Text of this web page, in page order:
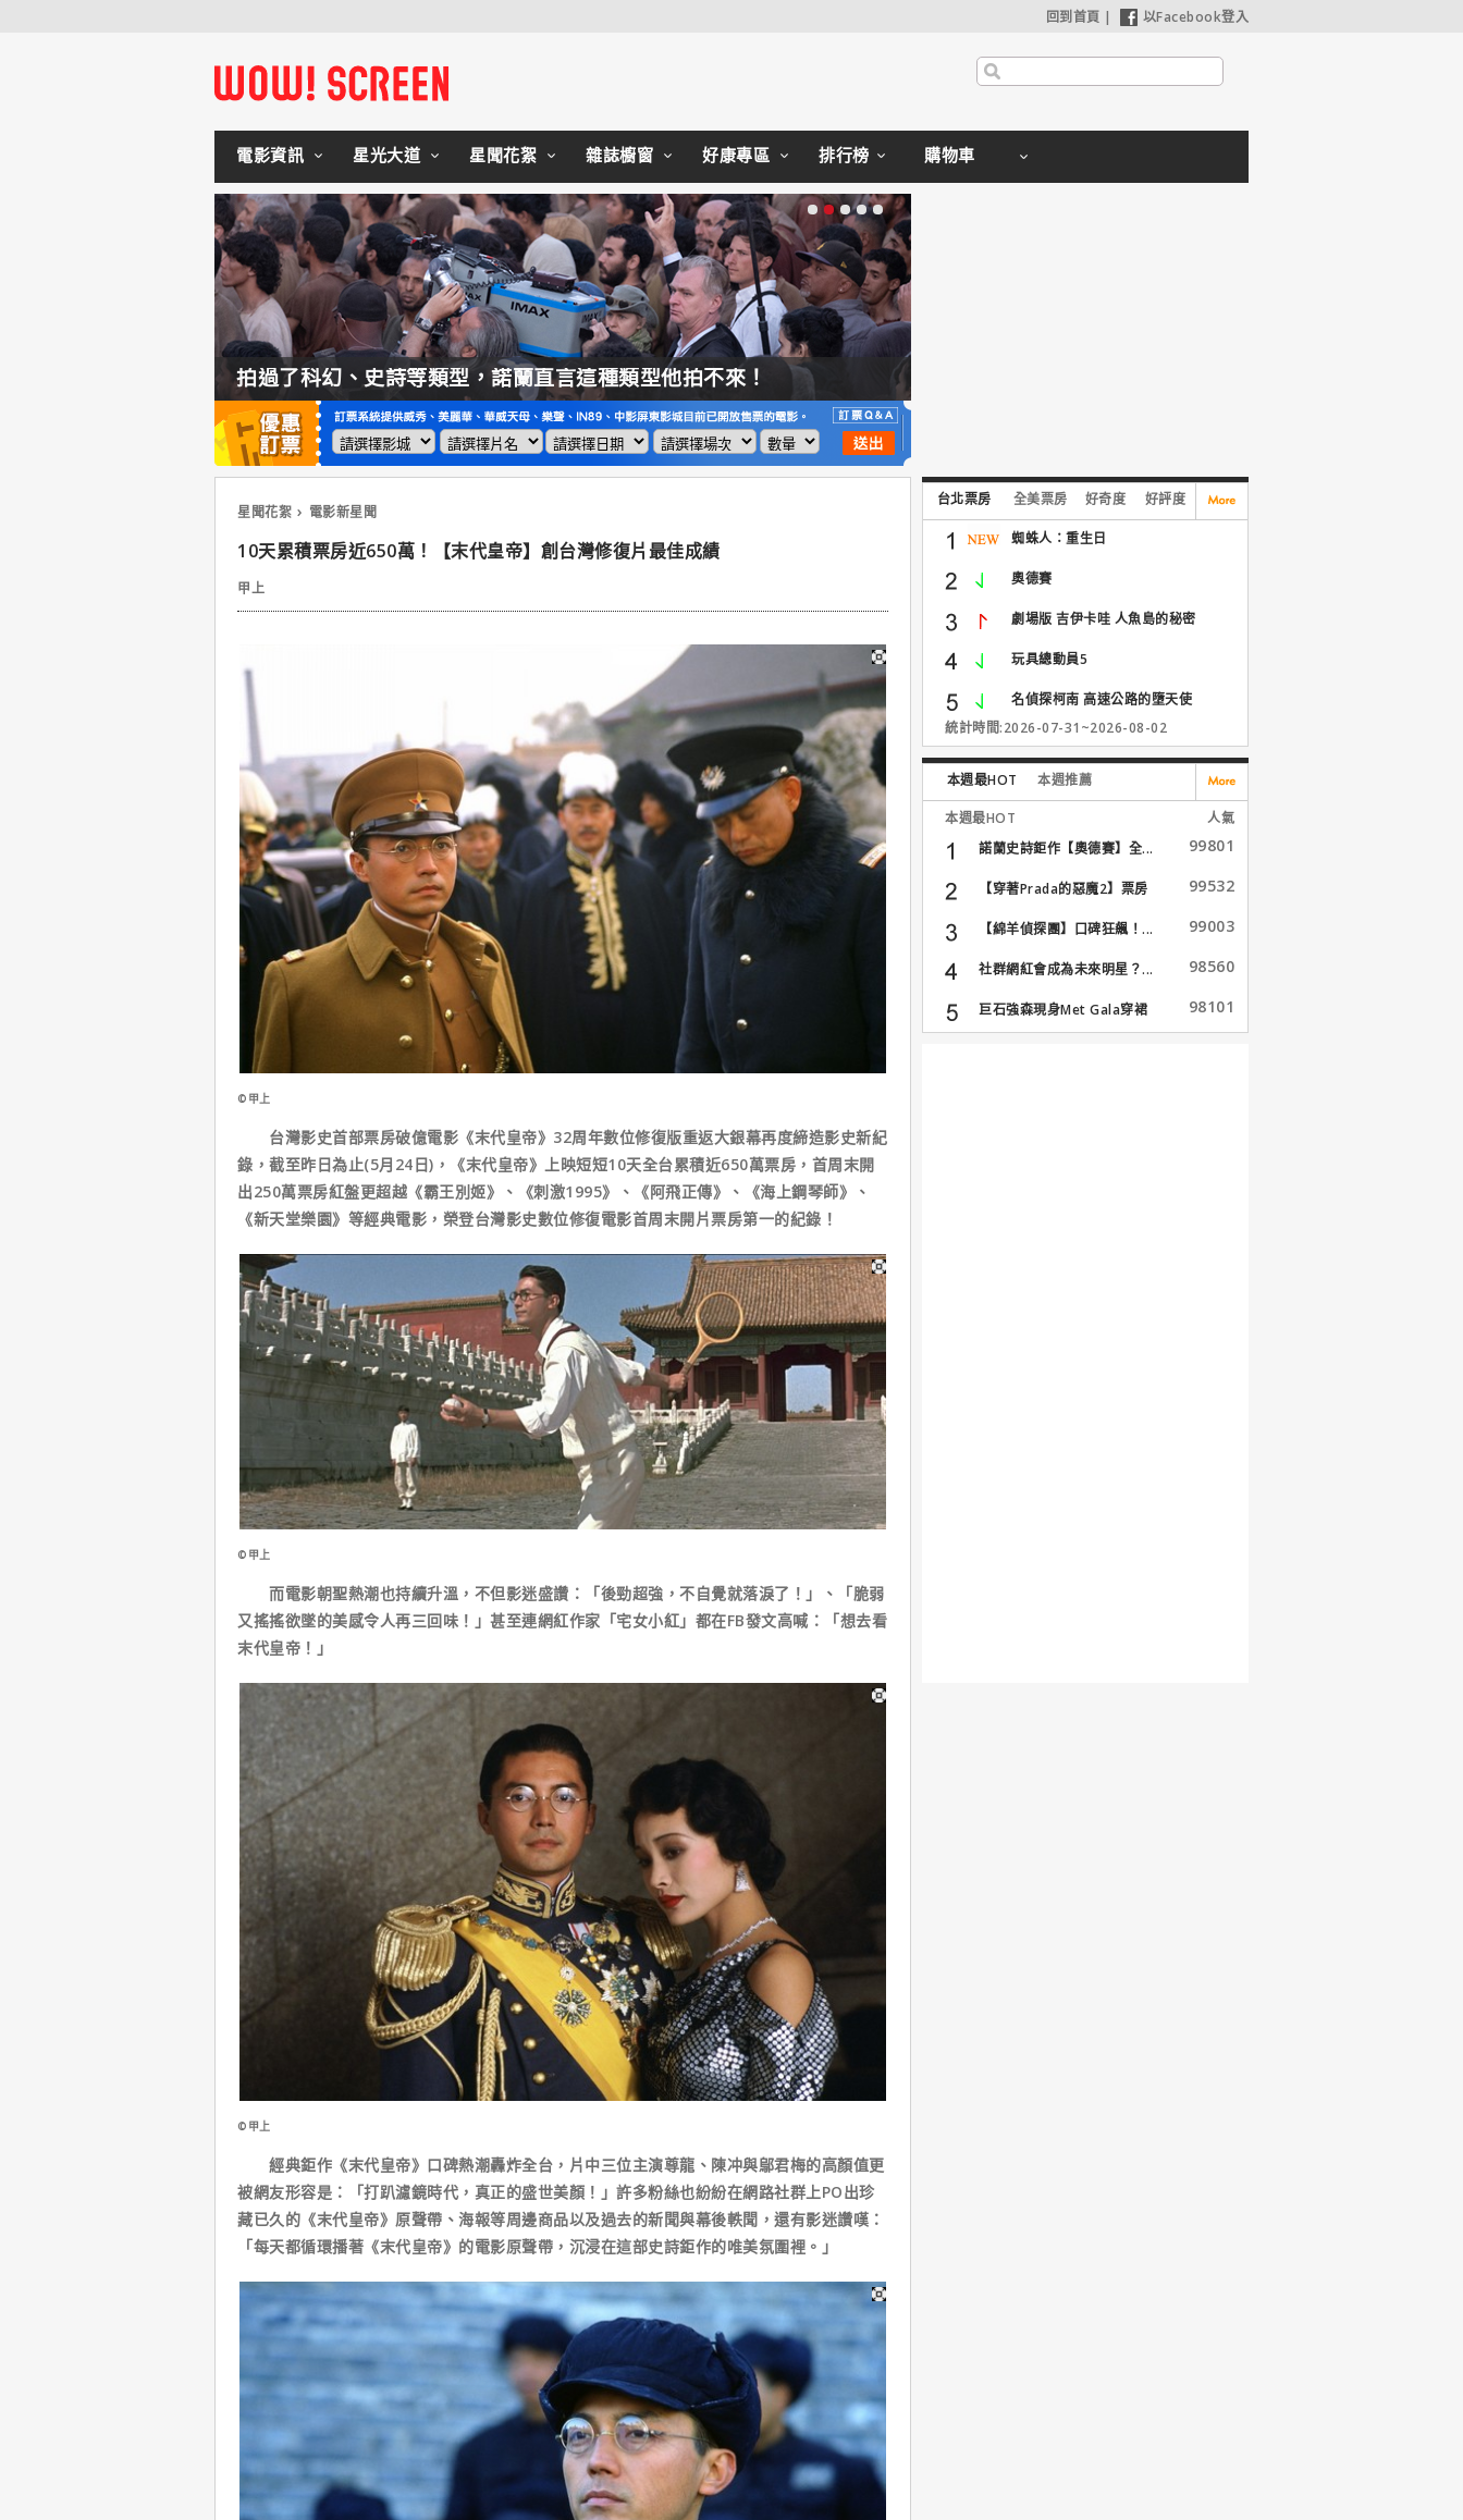
回到首頁 | 以Facebook登入
電影資訊 星光大道 星聞花絮 雜誌櫥窗 好康專區 排行榜 購物車
拍過了科幻、史詩等類型，諾蘭直言這種類型他拍不來！
星聞花絮 電影新星聞
10天累積票房近650萬！【末代皇帝】創台灣修復片最佳成績
甲上
©甲上
台灣影史首部票房破億電影《末代皇帝》32周年數位修復版重返大銀幕再度締造影史新紀
錄，截至昨日為止(5月24日)，《末代皇帝》上映短短10天全台累積近650萬票房，首周末開
出250萬票房紅盤更超越《霸王別姬》、《刺激1995》、《阿飛正傳》、《海上鋼琴師》、
《新天堂樂園》等經典電影，榮登台灣影史數位修復電影首周末開片票房第一的紀錄！
©甲上
而電影朝聖熱潮也持續升溫，不但影迷盛讚：「後勁超強，不自覺就落淚了！」、「脆弱
又搖搖欲墜的美感令人再三回味！」甚至連網紅作家「宅女小紅」都在FB發文高喊：「想去看
末代皇帝！」
©甲上
經典鉅作《末代皇帝》口碑熱潮轟炸全台，片中三位主演尊龍、陳冲與鄔君梅的高顏值更
被網友形容是：「打趴濾鏡時代，真正的盛世美顏！」許多粉絲也紛紛在網路社群上PO出珍
藏已久的《末代皇帝》原聲帶、海報等周邊商品以及過去的新聞與幕後軼聞，還有影迷讚嘆：
「每天都循環播著《末代皇帝》的電影原聲帶，沉浸在這部史詩鉅作的唯美氛圍裡。」
台北票房 全美票房 好奇度 好評度
蜘蛛人：重生日
奧德賽
劇場版 吉伊卡哇 人魚島的秘密
玩具總動員5
名偵探柯南 高速公路的墮天使
統計時間:2026-07-31~2026-08-02
本週最HOT 本週推薦
本週最HOT
人氣
諾蘭史詩鉅作【奧德賽】全...
99801
【穿著Prada的惡魔2】票房
99532
【綿羊偵探團】口碑狂飆！... 99003
社群網紅會成為未來明星？... 98560
巨石強森現身Met Gala穿裙
子...
98101